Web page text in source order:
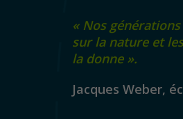
« Nos
sur la nature et
la donne ».
Jacques Weber,